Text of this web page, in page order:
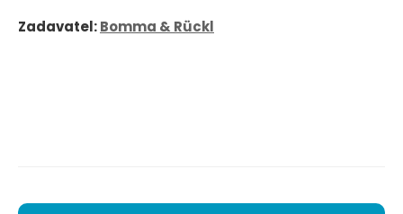
Zadavatel:Bomma & Rückl